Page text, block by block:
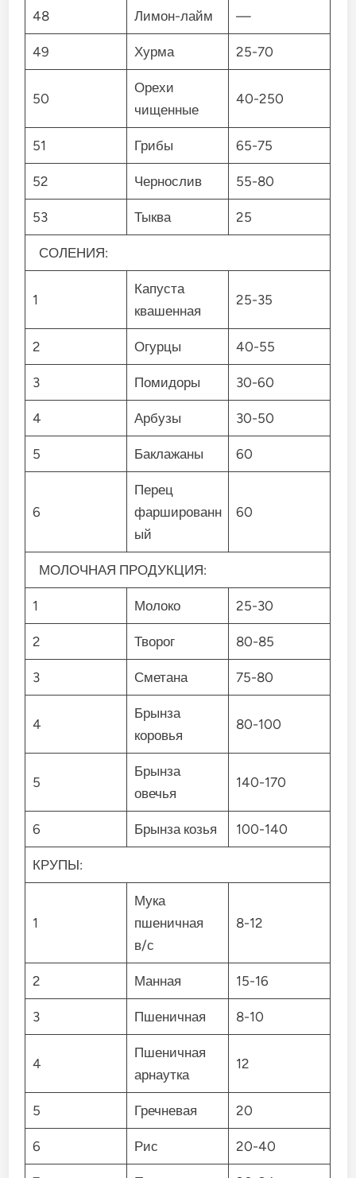
48 Лимон-лайм —
49 Хурма 25-70
50
Орехи
чищенные
40-250
51 Грибы 65-75
52 Чернослив 55-80
53 Тыква 25
СОЛЕНИЯ:
1
Капуста
квашенная
25-35
2 Огурцы 40-55
3 Помидоры 30-60
4 Арбузы 30-50
5 Баклажаны 60
6
Перец
фаршированн
ый
60
МОЛОЧНАЯ ПРОДУКЦИЯ:
1 Молоко 25-30
2 Творог 80-85
3 Сметана 75-80
4
Брынза
коровья
80-100
5
Брынза
овечья
140-170
6 Брынза козья 100-140
КРУПЫ:
1
Мука
пшеничная
в/с
8-12
2 Манная 15-16
3 Пшеничная 8-10
4
Пшеничная
арнаутка
12
5 Гречневая 20
6 Рис 20-40